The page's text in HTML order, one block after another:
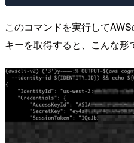
このコマンドを実行して
キーを取得すると、こんな形